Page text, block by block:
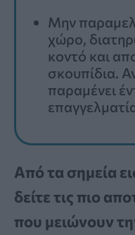
Μην
χώρο,
κοντό και
σκουπίδια.
παραμένει
Από τα σημεία
δείτε τις πιο
που μειώνουν